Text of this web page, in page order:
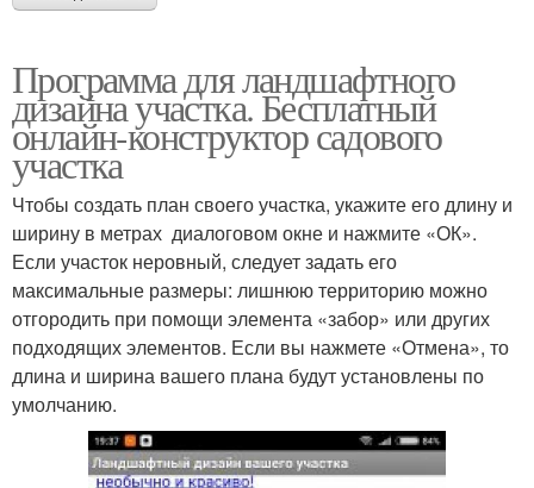
Программа для ландшафтного
дизайна участка. Бесплатный
онлайн-конструктор садового
участка
Чтобы создать план своего участка, укажите его длину и
ширину в метрах диалоговом окне и нажмите «ОК».
Если участок неровный, следует задать его
максимальные размеры: лишнюю территорию можно
отгородить при помощи элемента «забор» или других
подходящих элементов. Если вы нажмете «Отмена», то
длина и ширина вашего плана будут установлены по
умолчанию.